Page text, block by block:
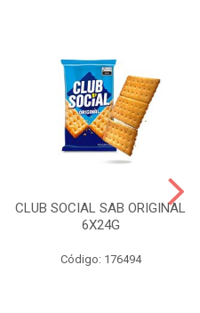
CLUB SOCIAL SAB ORIGINAL
6X24G
Código: 176494